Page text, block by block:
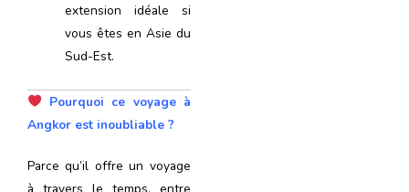
extension idéale si
vous êtes en Asie du
Sud-Est.
Pourquoi ce voyage à
Angkor est inoubliable ?
Parce qu’il offre un voyage
à travers le temps, entre